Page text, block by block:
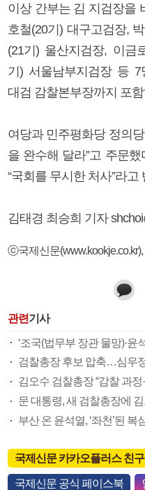
이상 간부는 김 지검장을
호철(20기) 대구고검장,
(21기) 울산지검장, 이금
기) 서울남부지검장 등 7
대검 감찰본부장까지 포
여당과 민주평화당 정의
을 완수해 달라”고 주문
“국회를 무시한 처사”라고
김태경 최승희 기자
ⓒ국제신문
관련기사
검찰총장 후보 압축…심우
김오수 검찰총장 “감찰 과정
문 대통령, 새 검찰총장에
부산 온 윤석열, ‘좌천’된
국제신문 카카오플러스 친구
국제신문 공식 페이스북